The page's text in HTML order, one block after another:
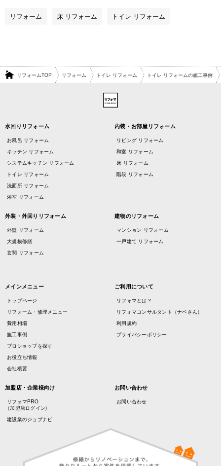
リフォーム 床 リフォーム トイレ リフォーム
リフォームTOP リフォーム トイレ リフォーム トイレ リフォームの施工事例
水回りリフォーム
お風呂 リフォーム
キッチン リフォーム
システムキッチン リフォーム
トイレ リフォーム
洗面所 リフォーム
浴室 リフォーム
内装・お部屋リフォーム
リビング リフォーム
和室 リフォーム
床 リフォーム
階段 リフォーム
外装・外回りリフォーム
外壁 リフォーム
大規模修繕
玄関 リフォーム
建物のリフォーム
マンション リフォーム
一戸建て リフォーム
メインメニュー
トップページ
リフォーム・修理メニュー
費用相場
施工事例
プロショップを探す
お役立ち情報
会社概要
ご利用について
リフォマとは？
リフォマコンサルタント（ナベさん）
利用規約
プライバシーポリシー
加盟店・企業様向け
リフォマPRO
（加盟店ログイン)
建設業のジョブナビ
お問い合わせ
お問い合わせ